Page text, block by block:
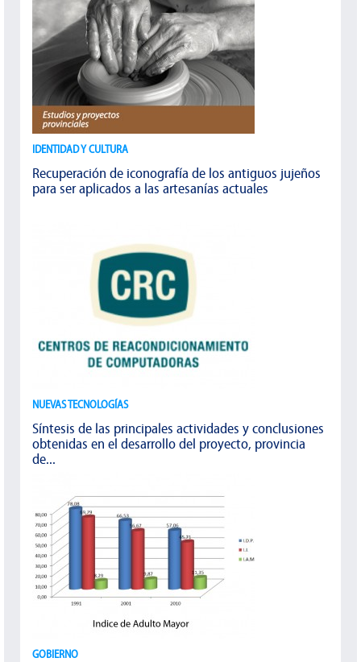
IDENTIDAD Y CULTURA
Recuperación de iconografía de los antiguos jujeños
para ser aplicados a las artesanías actuales
NUEVAS TECNOLOGÍAS
Síntesis de las principales actividades y conclusiones
obtenidas en el desarrollo del proyecto, provincia
de...
GOBIERNO